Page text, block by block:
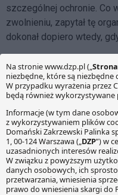
szczególnej ochronie. Co
zwolnieniu, zapytał tę
dokonał dopiero wtedy,
Mając na uwadze taki
stwierdził, iż zachowanie
uchybienia przez
przedstawienia informacji
członków, traktuje daną
zakładowej organizacji
pracownicze, może
kryteriów zastosowania
Sądu Najwyższego